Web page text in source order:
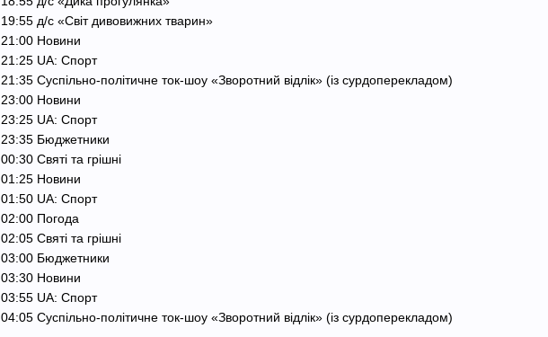
19:55 д/с «Світ дивовижних тварин»
21:00 Новини
21:25 UA: Спорт
21:35 Суспільно-політичне ток-шоу «Зворотний відлік» (із сурдоперекладом)
23:00 Новини
23:25 UA: Спорт
23:35 Бюджетники
00:30 Святі та грішні
01:25 Новини
01:50 UA: Спорт
02:00 Погода
02:05 Святі та грішні
03:00 Бюджетники
03:30 Новини
03:55 UA: Спорт
04:05 Суспільно-політичне ток-шоу «Зворотний відлік» (із сурдоперекладом)